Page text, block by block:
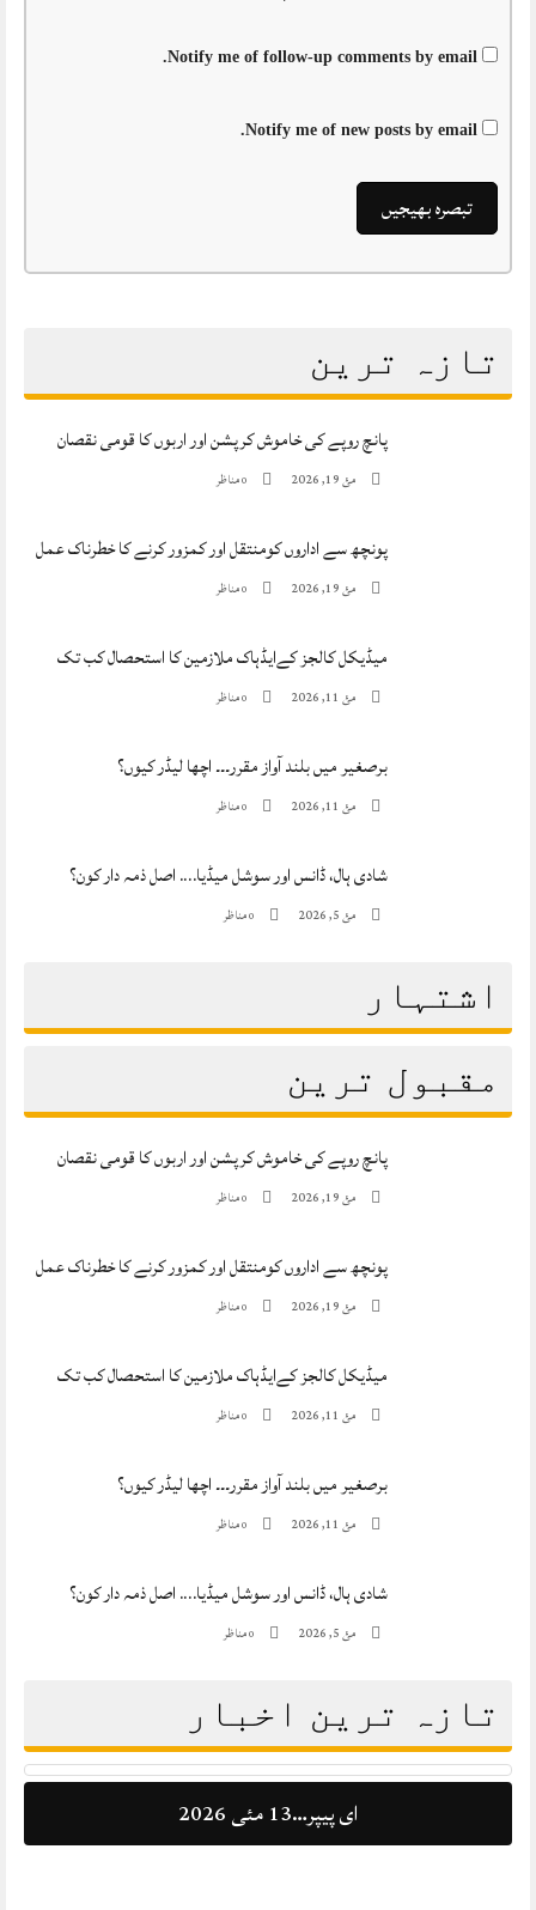
Notify me of follow-up comments by email.
Notify me of new posts by email.
تازہ ترین
پانچ روپے کی خاموش کرپشن اور اربوں کا قومی نقصان
مئ 19, 2026 0مناظر
پونچھ سے اداروں کومنتقل اور کمزور کرنے کا خطرناک عمل
مئ 19, 2026 0مناظر
میڈیکل کالجز کےایڈہاک ملازمین کا استحصال کب تک
مئ 11, 2026 0مناظر
برصغیر میں بلند آواز مقرر۔۔۔ اچھا لیڈر کیوں؟
مئ 11, 2026 0مناظر
شادی ہال، ڈانس اور سوشل میڈیا…. اصل ذمہ دار کون؟
مئ 5, 2026 0مناظر
اشتہار
مقبول ترین
پانچ روپے کی خاموش کرپشن اور اربوں کا قومی نقصان
مئ 19, 2026 0مناظر
پونچھ سے اداروں کومنتقل اور کمزور کرنے کا خطرناک عمل
مئ 19, 2026 0مناظر
میڈیکل کالجز کےایڈہاک ملازمین کا استحصال کب تک
مئ 11, 2026 0مناظر
برصغیر میں بلند آواز مقرر۔۔۔ اچھا لیڈر کیوں؟
مئ 11, 2026 0مناظر
شادی ہال، ڈانس اور سوشل میڈیا…. اصل ذمہ دار کون؟
مئ 5, 2026 0مناظر
تازہ ترین اخبار
ای پیپر…13 مئی 2026